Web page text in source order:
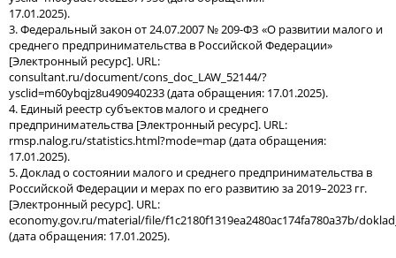
17.01.2025).
3. Федеральный закон от 24.07.2007 № 209-ФЗ «О развитии малого и
среднего предпринимательства в Российской Федерации»
[Электронный ресурс]. URL:
consultant.ru/document/cons_doc_LAW_52144/?
ysclid=m60ybqjz8u490940233 (дата обращения: 17.01.2025).
4. Единый реестр субъектов малого и среднего
предпринимательства [Электронный ресурс]. URL:
rmsp.nalog.ru/statistics.html?mode=map (дата обращения:
17.01.2025).
5. Доклад о состоянии малого и среднего предпринимательства в
Российской Федерации и мерах по его развитию за 2019–2023 гг.
[Электронный ресурс]. URL:
economy.gov.ru/material/file/f1c2180f1319ea2480ac174fa780a37b/
(дата обращения: 17.01.2025).